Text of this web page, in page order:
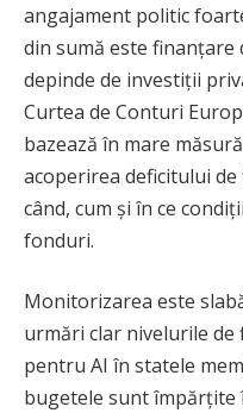
angajament politic
din sumă este finanțare
depinde de investiții
Curtea de Conturi
bazează în mare
acoperirea deficitului
când, cum și în ce
fonduri.
Monitorizarea este
urmări clar nivelurile
pentru AI în statele
bugetele sunt